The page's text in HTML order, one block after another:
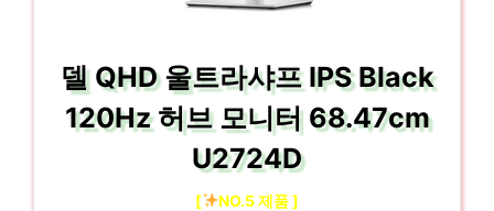
델 QHD 울트라샤프 IPS Black
120Hz 허브 모니터 68.47cm
U2724D
[ NO.5 제품 ]